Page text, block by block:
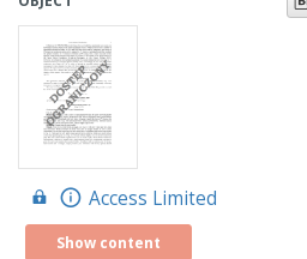
Access Limited
Show content